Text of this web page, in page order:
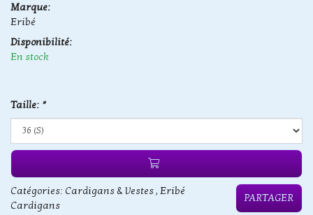
Marque:
Eribé
Disponibilité:
En stock
Taille: *
Catégories: Cardigans & Vestes, Eribé
Cardigans
PARTAGER